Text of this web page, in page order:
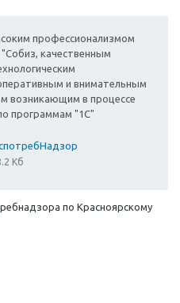
профессионализмом
качественным
и внимательным
возникающим в процессе
программам "1С"
Кб
по Красноярскому